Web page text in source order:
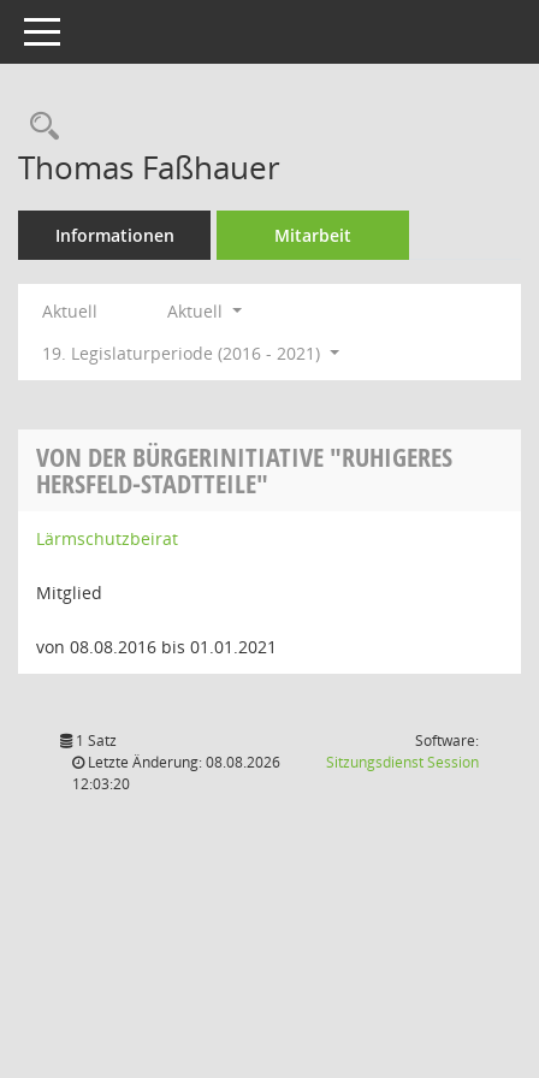
Toggle navigation
Rechercheauswahl
Thomas Faßhauer
Informationen Mitarbeit
Aktuell
Aktuell
19. Legislaturperiode (2016 - 2021)
VON DER BÜRGERINITIATIVE "RUHIGERES
HERSFELD-STADTTEILE"
Lärmschutzbeirat
Mitglied
von 08.08.2016 bis 01.01.2021
1 Satz
Letzte Änderung: 08.08.2026
12:03:20
Software:
SitzungsdienstSession(Wird in